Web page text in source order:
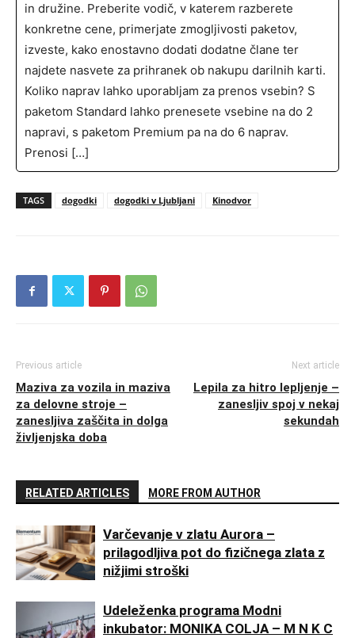
in družine. Preberite vodič, v katerem razberete
konkretne cene, primerjate zmogljivosti paketov,
izveste, kako enostavno dodati dodatne člane ter
najdete nasvete za prihranek ob nakupu darilnih karti.
Koliko naprav lahko uporabljam za prenos vsebin? S
paketom Standard lahko prenesete vsebine na do 2
napravi, s paketom Premium pa na do 6 naprav.
Prenosi […]
TAGS dogodki dogodki v Ljubljani Kinodvor
Previous article
Maziva za vozila in maziva
za delovne stroje –
zanesljiva zaščita in dolga
življenjska doba
Next article
Lepila za hitro lepljenje –
zanesljiv spoj v nekaj
sekundah
RELATED ARTICLES MORE FROM AUTHOR
Varčevanje v zlatu Aurora –
prilagodljiva pot do fizičnega zlata z
nižjimi stroški
Udeleženka programa Modni
inkubator: MONIKA COLJA – M N K C